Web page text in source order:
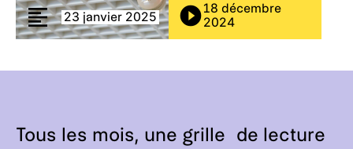
23 janvier 2025
18 décembre
2024
Tous les mois, une grille de lecture